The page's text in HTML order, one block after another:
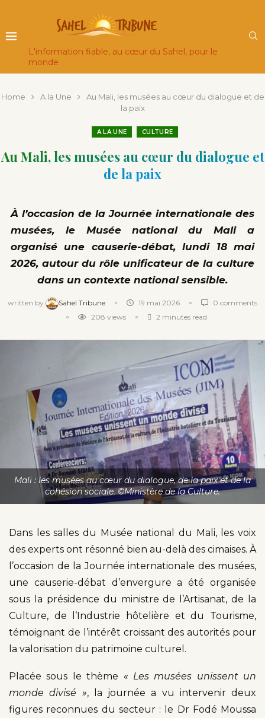
L'information fiable, au cœur du Sahel, pour le
monde
Home A la Une
Au Mali, les musées au cœur du dialogue et de
la paix
A LA UNE CULTURE
Au Mali, les musées au cœur du dialogue et
de la paix
À l’occasion de la Journée internationale des
musées, le Musée national du Mali a
organisé une causerie-débat, lundi 18 mai
2026, autour du rôle unificateur de la culture
dans un contexte national sensible.
written by Sahel Tribune 19 mai 2026
0 comments
208 views 2 minutes read
Mali : les musées au cœur du dialogue, de la paix et de la
cohésion sociale. ©Ministère de la Culture.
Dans les salles du Musée national du Mali, les voix
des experts ont résonné bien au-delà des cimaises. À
l’occasion de la Journée internationale des musées,
une causerie-débat d’envergure a été organisée
sous la présidence du ministre de l’Artisanat, de la
Culture, de l’Industrie hôtelière et du Tourisme,
témoignant de l’intérêt croissant des autorités pour
la valorisation du patrimoine culturel.
Placée sous le thème « Les musées unissent un
monde divisé », la journée a vu intervenir deux
figures reconnues du secteur : le Dr Fodé Moussa